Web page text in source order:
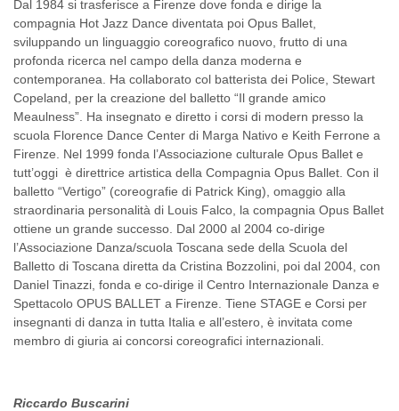
Dal 1984 si trasferisce a Firenze dove fonda e dirige la
compagnia Hot Jazz Dance diventata poi Opus Ballet,
sviluppando un linguaggio coreografico nuovo, frutto di una
profonda ricerca nel campo della danza moderna e
contemporanea. Ha collaborato col batterista dei Police, Stewart
Copeland, per la creazione del balletto “Il grande amico
Meaulness”. Ha insegnato e diretto i corsi di modern presso la
scuola Florence Dance Center di Marga Nativo e Keith Ferrone a
Firenze. Nel 1999 fonda l’Associazione culturale Opus Ballet e
tutt’oggi è direttrice artistica della Compagnia Opus Ballet. Con il
balletto “Vertigo” (coreografie di Patrick King), omaggio alla
straordinaria personalità di Louis Falco, la compagnia Opus Ballet
ottiene un grande successo. Dal 2000 al 2004 co-dirige
l’Associazione Danza/scuola Toscana sede della Scuola del
Balletto di Toscana diretta da Cristina Bozzolini, poi dal 2004, con
Daniel Tinazzi, fonda e co-dirige il Centro Internazionale Danza e
Spettacolo OPUS BALLET a Firenze. Tiene STAGE e Corsi per
insegnanti di danza in tutta Italia e all’estero, è invitata come
membro di giuria ai concorsi coreografici internazionali.
Riccardo Buscarini